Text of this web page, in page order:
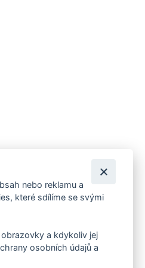
akce?
nebo reklamu a
které sdílíme se svými
a kdykoliv jej
osobních údajů a